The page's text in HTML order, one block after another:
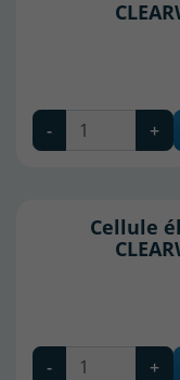
- +
Cellule
- +